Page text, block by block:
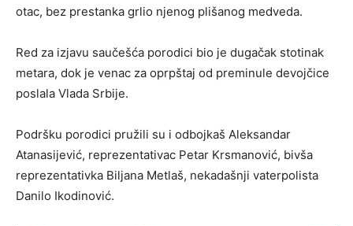
otac, bez prestanka grlio njenog plišanog medveda.
Red za izjavu saučešća porodici bio je dugačak stotinak
metara, dok je venac za oprpštaj od preminule devojčice
poslala Vlada Srbije.
Podršku porodici pružili su i odbojkaš Aleksandar
Atanasijević, reprezentativac Petar Krsmanović, bivša
reprezentativka Biljana Metlaš, nekadašnji vaterpolista
Danilo Ikodinović.